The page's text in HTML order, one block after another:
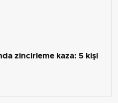
zincirleme kaza: 5 kişi